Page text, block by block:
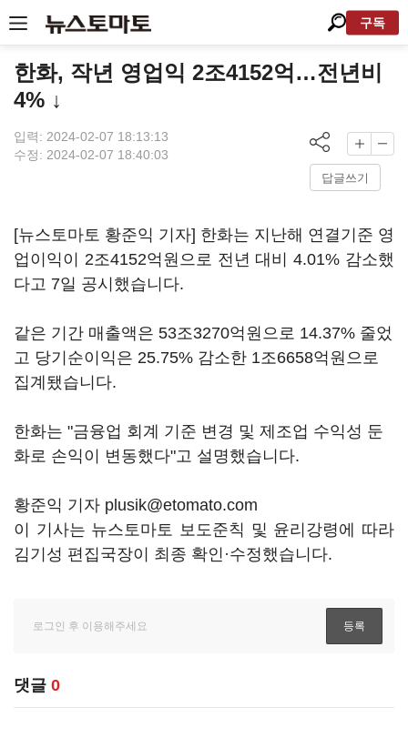
구독
한화, 작년 영업익 2조4152억…전년비
4% ↓
입력: 2024-02-07 18:13:13
수정: 2024-02-07 18:40:03
답글쓰기
[뉴스토마토 황준익 기자] 한화는 지난해 연결기준 영
업이익이 2조4152억원으로 전년 대비 4.01% 감소했
다고 7일 공시했습니다.
같은 기간 매출액은 53조3270억원으로 14.37% 줄었
고 당기순이익은 25.75% 감소한 1조6658억원으로
집계됐습니다.
한화는 "금융업 회계 기준 변경 및 제조업 수익성 둔
화로 손익이 변동했다"고 설명했습니다.
황준익 기자 plusik@etomato.com
이 기사는 뉴스토마토 보도준칙 및 윤리강령에 따라
김기성 편집국장이 최종 확인·수정했습니다.
댓글 0